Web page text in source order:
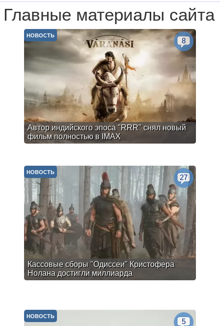
Главные материалы сайта
Автор индийского эпоса "RRR" снял новый
фильм полностью в IMAX
НОВОСТЬ
8
Кассовые сборы "Одиссеи" Кристофера
Нолана достигли миллиарда
НОВОСТЬ
27
НОВОСТЬ
5